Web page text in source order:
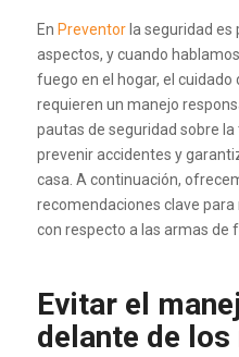
En Preventorla seguridad es
aspectos, y cuando
fuego en el hogar, el
requieren un manejo
pautas de seguridad sobre
prevenir accidentes y
casa. A continuación,
recomendaciones clave
con respecto a las armas de
Evitar el
delante de los